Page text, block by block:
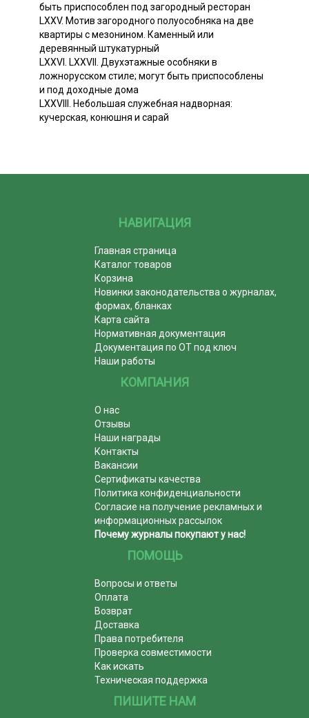
быть приспособлен под загородный ресторан
LXXV. Мотив загородного полуособняка на две
квартиры с мезонином. Каменный или
деревянный штукатурный
LXXVI. LXXVII. Двухэтажные особняки в
ложнорусском стиле; могут быть приспособлены
и под доходные дома
LXXVIII. Небольшая служебная надворная:
кучерская, конюшня и сарай
НАВИГАЦИЯ
Главная страница
Каталог товаров
Корзина
Новинки законодательства о журналах,
формах, бланках
Карта сайта
Нормативная документация
Документация по ОТ под ключ
Наши работы
КОМПАНИЯ
О нас
Отзывы
Наши награды
Контакты
Вакансии
Сертификаты качества
Политика конфиденциальности
Согласие на получение рекламных и
информационных рассылок
Почему журналы покупают у нас!
ПОМОЩЬ
Вопросы и ответы
Оплата
Возврат
Доставка
Права потребителя
Проверка совместимости
Как искать
Техническая поддержка
ПИШИТЕ НАМ